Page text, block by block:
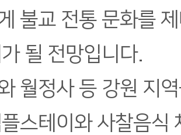
불교 전통 문화를
될 전망입니다.
월정사 등 강원 지
스테이와 사찰음식